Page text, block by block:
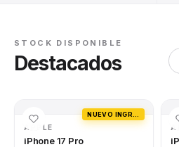
STOCK DISPONIBLE
Destacados
APPLE
iPhone 17 Pro